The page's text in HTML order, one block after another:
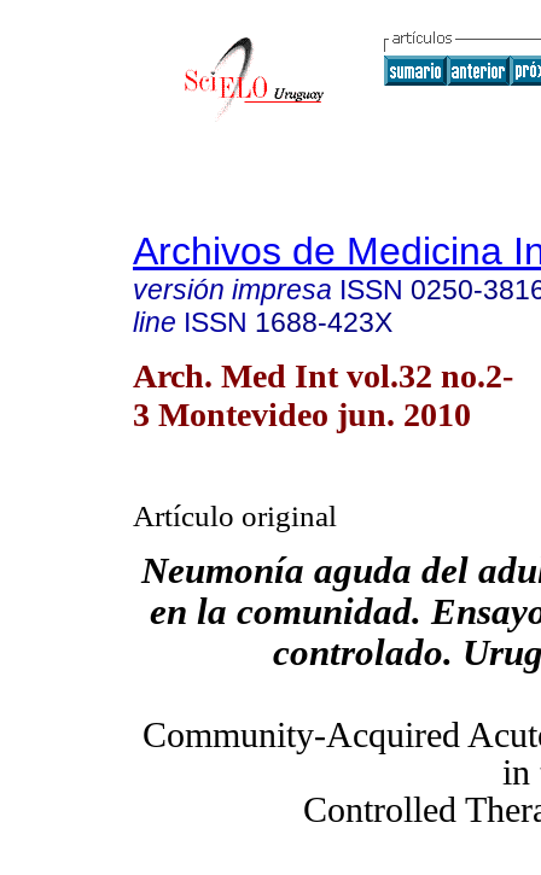
Archivos de Medicina
versión impresa ISSN 0250-
line ISSN 1688-423X
Arch. Med Int vol.32 no.2-
3 Montevideo jun. 2010
Artículo original
Neumonía aguda del
en la comunidad.
controlado.
Community-Acquired
in
Controlled